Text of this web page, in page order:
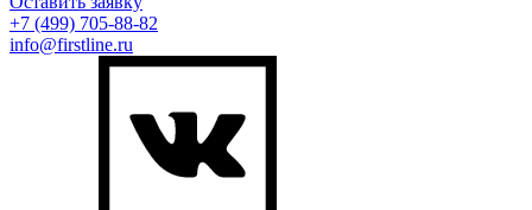
+7 (499) 705-88-82
info@firstline.ru